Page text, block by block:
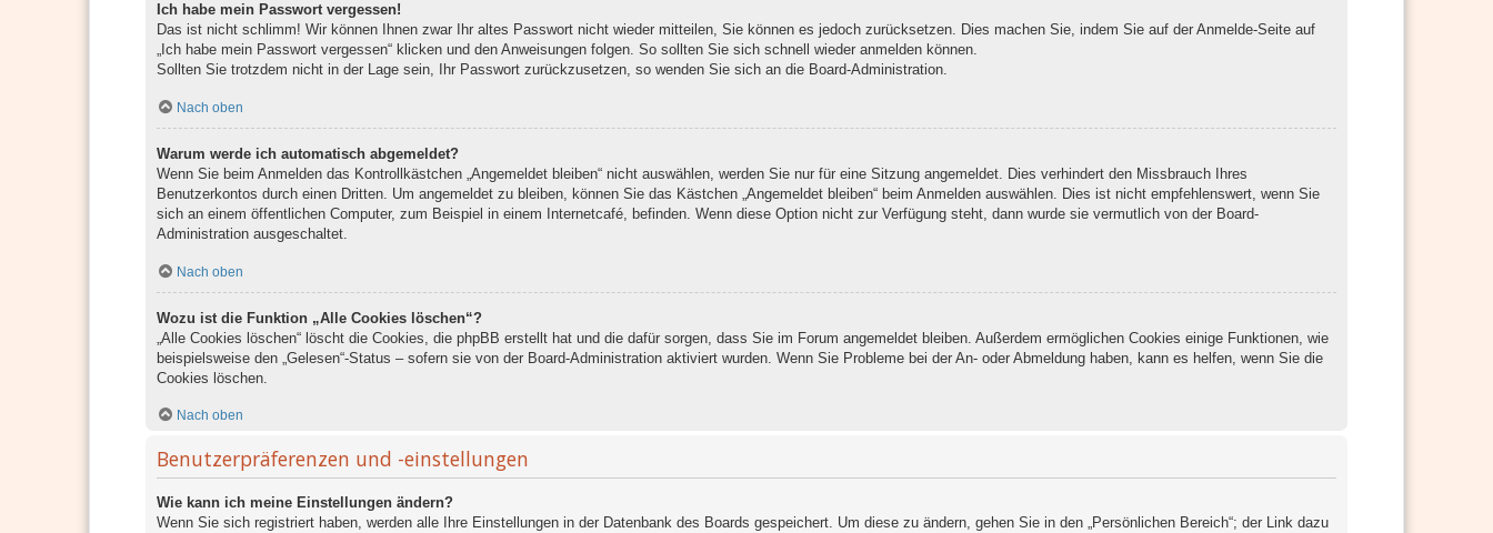
Ich habe mein Passwort vergessen!
Das ist nicht schlimm! Wir können Ihnen zwar Ihr altes Passwort nicht wieder mitteilen, Sie können es jedoch zurücksetzen. Dies machen Sie, indem Sie auf der Anmelde-Seite auf
„Ich habe mein Passwort vergessen“ klicken und den Anweisungen folgen. So sollten Sie sich schnell wieder anmelden können.
Sollten Sie trotzdem nicht in der Lage sein, Ihr Passwort zurückzusetzen, so wenden Sie sich an die Board-Administration.
Nach oben
Warum werde ich automatisch abgemeldet?
Wenn Sie beim Anmelden das Kontrollkästchen „Angemeldet bleiben“ nicht auswählen, werden Sie nur für eine Sitzung angemeldet. Dies verhindert den Missbrauch Ihres
Benutzerkontos durch einen Dritten. Um angemeldet zu bleiben, können Sie das Kästchen „Angemeldet bleiben“ beim Anmelden auswählen. Dies ist nicht empfehlenswert, wenn Sie
sich an einem öffentlichen Computer, zum Beispiel in einem Internetcafé, befinden. Wenn diese Option nicht zur Verfügung steht, dann wurde sie vermutlich von der Board-
Administration ausgeschaltet.
Nach oben
Wozu ist die Funktion „Alle Cookies löschen“?
„Alle Cookies löschen“ löscht die Cookies, die phpBB erstellt hat und die dafür sorgen, dass Sie im Forum angemeldet bleiben. Außerdem ermöglichen Cookies einige Funktionen, wie
beispielsweise den „Gelesen“-Status – sofern sie von der Board-Administration aktiviert wurden. Wenn Sie Probleme bei der An- oder Abmeldung haben, kann es helfen, wenn Sie die
Cookies löschen.
Nach oben
Benutzerpräferenzen und -einstellungen
Wie kann ich meine Einstellungen ändern?
Wenn Sie sich registriert haben, werden alle Ihre Einstellungen in der Datenbank des Boards gespeichert. Um diese zu ändern, gehen Sie in den „Persönlichen Bereich“; der Link dazu